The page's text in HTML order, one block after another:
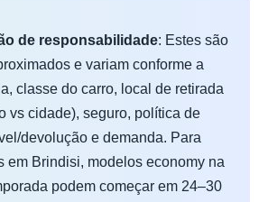
de responsabilidade: Estes são
e variam conforme a
classe do carro, local de retirada
vs cidade), seguro, política de
devolução e demanda. Para
em Brindisi, modelos economy na
podem começar em 24–30